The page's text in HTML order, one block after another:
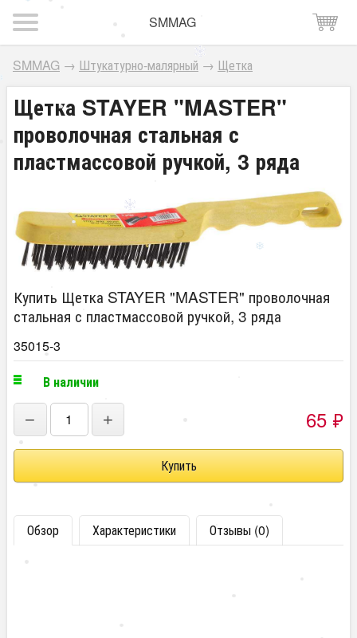
SMMAG
SMMAG → Штукатурно-малярный → Щетка
Щетка STAYER "MASTER"
проволочная стальная с
пластмассовой ручкой, 3 ряда
Купить Щетка STAYER "MASTER" проволочная
стальная с пластмассовой ручкой, 3 ряда
35015-3
В наличии
− + 65 ₽
Обзор Характеристики Отзывы (0)